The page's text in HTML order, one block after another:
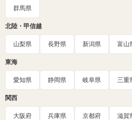
群馬県
北陸・甲信越
山梨県 長野県 新潟県 富山
東海
愛知県 静岡県 岐阜県 三重
関西
大阪府 兵庫県 京都府 滋賀